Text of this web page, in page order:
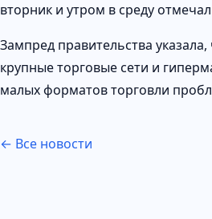
вторник и утром в среду
Зампред правительства
крупные торговые сети и
малых форматов торговли
← Все новости